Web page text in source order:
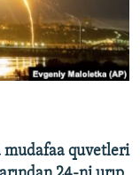
mudafaa quvetleri